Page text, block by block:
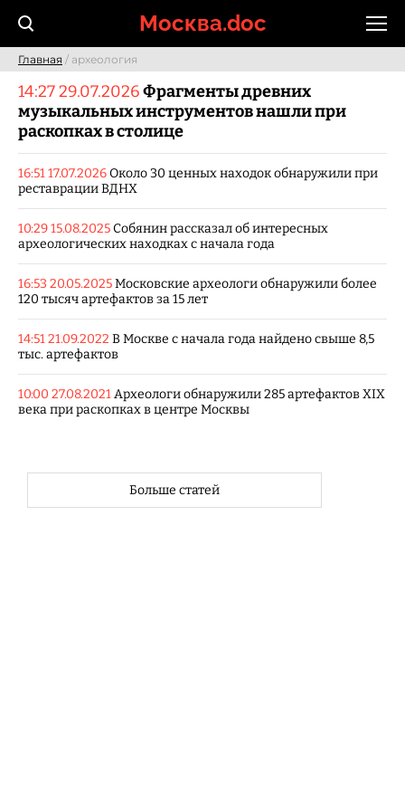
Москва.doc
Главная / археология
14:27 29.07.2026Фрагменты древних
музыкальных инструментов нашли при
раскопках в столице
16:51 17.07.2026Около 30 ценных находок обнаружили при
реставрации ВДНХ
10:29 15.08.2025Собянин рассказал об интересных
археологических находках с начала года
16:53 20.05.2025Московские археологи обнаружили более
120 тысяч артефактов за 15 лет
14:51 21.09.2022 В Москве с начала года найдено свыше 8,5
тыс. артефактов
10:00 27.08.2021Археологи обнаружили 285 артефактов XIX
века при раскопках в центре Москвы
Больше статей